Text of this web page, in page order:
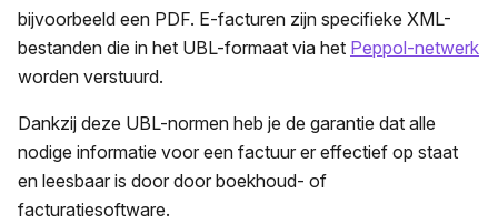
bijvoorbeeld een PDF. E-facturen zijn specifieke XML-
bestanden die in het UBL-formaat via het Peppol-netwerk
worden verstuurd.
Dankzij deze UBL-normen heb je de garantie dat alle
nodige informatie voor een factuur er effectief op staat
en leesbaar is door door boekhoud- of
facturatiesoftware.